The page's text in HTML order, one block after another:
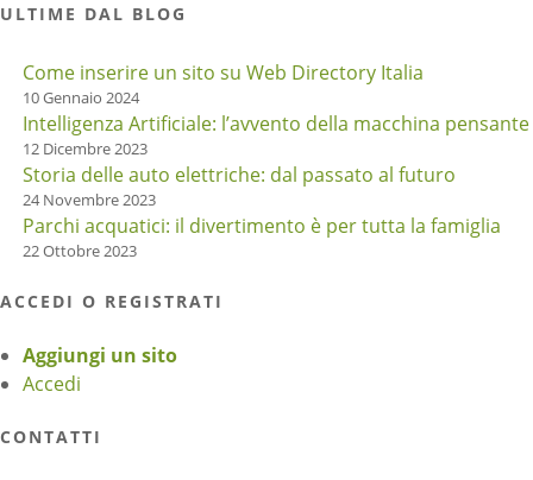
ULTIME DAL BLOG
Come inserire un sito su Web Directory Italia
10 Gennaio 2024
Intelligenza Artificiale: l’avvento della macchina pensante
12 Dicembre 2023
Storia delle auto elettriche: dal passato al futuro
24 Novembre 2023
Parchi acquatici: il divertimento è per tutta la famiglia
22 Ottobre 2023
ACCEDI O REGISTRATI
Aggiungi un sito
Accedi
CONTATTI